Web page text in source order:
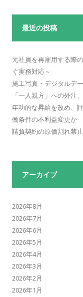
最近の投稿
元社員を再雇用する際
ぐ実務対応～
施工写真・デジタルデ
「一人親方」への外注
年功的な昇給を改め、
働条件の不利益変更か
請負契約の原価割れ禁
アーカイブ
2026年8月
2026年7月
2026年6月
2026年5月
2026年4月
2026年3月
2026年2月
2026年1月